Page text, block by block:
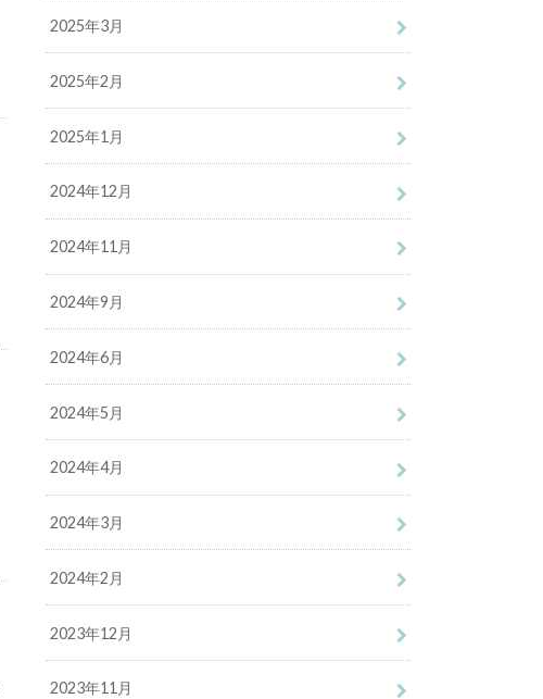
2025年3月
2025年2月
2025年1月
2024年12月
2024年11月
2024年9月
2024年6月
2024年5月
2024年4月
2024年3月
2024年2月
2023年12月
2023年11月